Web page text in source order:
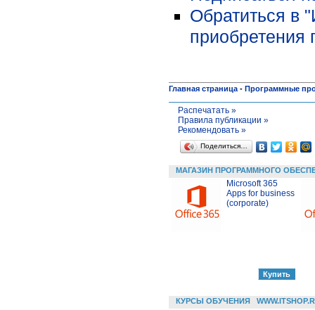
Обратиться в
приобретения
Главная страница - Программные
Распечатать »
Правила публикации »
Рекомендовать »
Поделиться…
МАГАЗИН ПРОГРАММНОГО
Microsoft 365
Apps for business
(corporate)
КУРСЫ ОБУЧЕНИЯ